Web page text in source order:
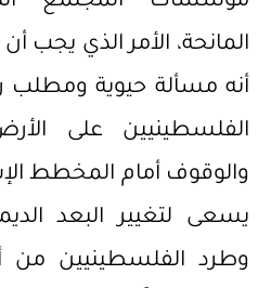
المانحة، الأمر الذي يجب
أنه مسألة حيوية ومطلب
الفلسطينيين على
والوقوف أمام المخطط
يسعى لتغيير البعد
وطرد الفلسطينيين من